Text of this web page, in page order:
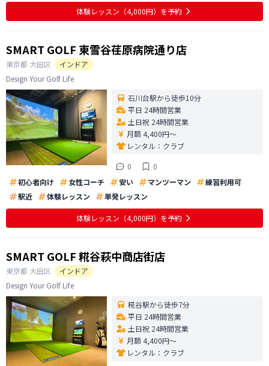
体験レッスン （4,000円） を予約
SMART GOLF 東雪谷荏原病院通り店
東京都 大田区
インドア
Design Your Golf Life
石川台駅から徒歩10分
平日 24時間営業
土日祝 24時間営業
月額 4,400円〜
レンタル： クラブ
0
0
初心者向け
女性コーチ 安い マンツーマン
練習利用可
駅近
体験レッスン 単発レッスン
体験レッスン （4,000円） を予約
SMART GOLF 糀谷萩中商店街店
東京都 大田区
インドア
Design Your Golf Life
糀谷駅から徒歩7分
平日 24時間営業
土日祝 24時間営業
月額 4,400円〜
レンタル： クラブ